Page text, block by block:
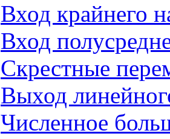
Вход крайнего
Вход
Скрестные
Выход
Численное